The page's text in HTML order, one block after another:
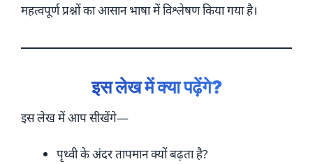
महत्वपूर्ण प्रश्नों का आसान भाषा में विश्लेषण किया गया है।
इस लेख में क्या पढ़ेंगे?
इस लेख में आप सीखेंगे—
पृथ्वी के अंदर तापमान क्यों बढ़ता है?